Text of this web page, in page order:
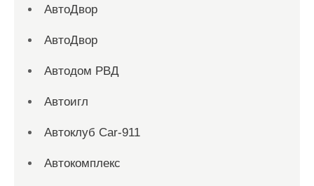
АвтоДвор
АвтоДвор
Автодом РВД
Автоигл
Автоклуб Car-911
Автокомплекс